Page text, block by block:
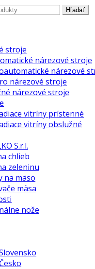
Hľadať
stroje
nárezové stroje
nárezové
nárezové stroje
nárezové stroje
vitríny prístenné
vitríny obslužné
S.r.l.
chlieb
zeleninu
na mäso
mäsa
nože